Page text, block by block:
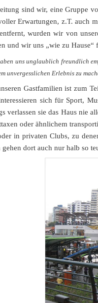
sind wir, eine Gruppe
Erwartungen, z.T. auch
wurden wir von
und wir uns „wie zu Hause“
uns unglaublich freundlich
unvergesslichen Erlebnis zu
Gastfamilien ist zum
sich für Sport,
verlassen sie das Haus nie
oder ähnlichem
in privaten Clubs, zu
dort auch nur halb so